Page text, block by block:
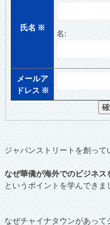
氏名 ※
名:
メールア
ドレス ※
ジャパンストリートを創って
なぜ華僑が海外でのビジネス
というポイントを学んできま
なぜチャイナタウンがあって